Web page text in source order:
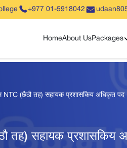
+977 01-5918042
HomeAbout UsPackages
NTC (छैठौ तह) सहायक प्रशासकिय अधिकृत पद
तह) सहायक प्रशासकिय